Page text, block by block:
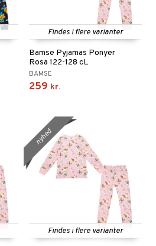
Findes i flere varianter
Bamse Pyjamas Ponyer
Rosa 122-128 cL
BAMSE
259 kr.
Findes i flere varianter
nyhed